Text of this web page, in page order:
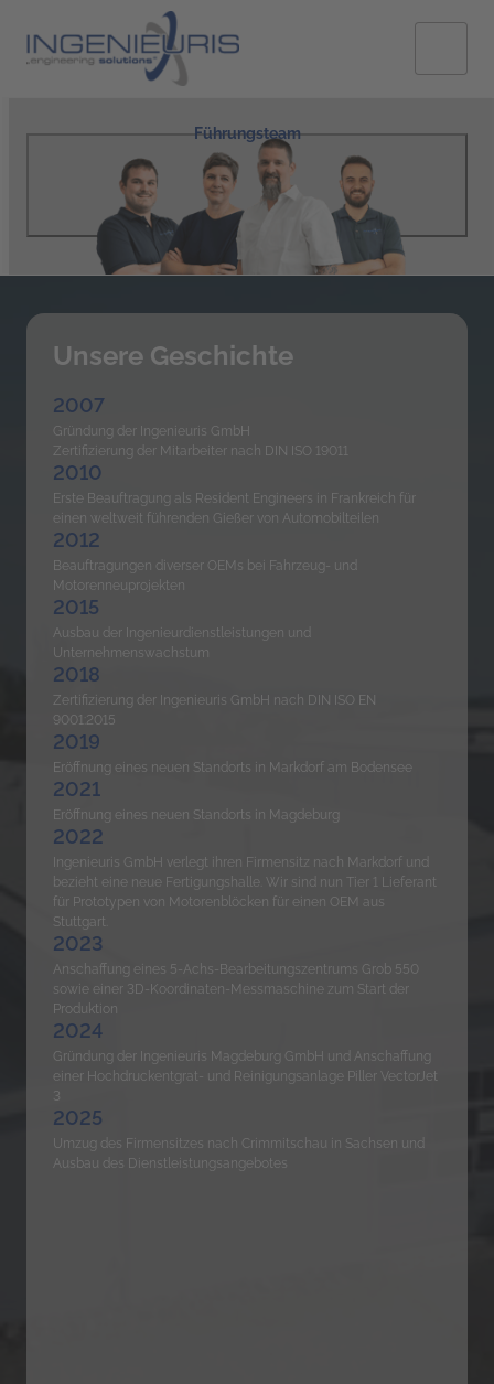
Führungsteam
Unsere Geschichte
2007
Gründung der Ingenieuris GmbH
Zertifizierung der Mitarbeiter nach DIN ISO 19011
2010
Erste Beauftragung als Resident Engineers in Frankreich für
einen weltweit führenden Gießer von Automobilteilen
2012
Beauftragungen diverser OEMs bei Fahrzeug- und
Motorenneuprojekten
2015
Ausbau der Ingenieurdienstleistungen und
Unternehmenswachstum
2018
Zertifizierung der Ingenieuris GmbH nach DIN ISO EN
9001:2015
2019
Eröffnung eines neuen Standorts in Markdorf am Bodensee
2021
Eröffnung eines neuen Standorts in Magdeburg
2022
Ingenieuris GmbH verlegt ihren Firmensitz nach Markdorf und
bezieht eine neue Fertigungshalle. Wir sind nun Tier 1 Lieferant
für Prototypen von Motorenblöcken für einen OEM aus
Stuttgart.
2023
Anschaffung eines 5-Achs-Bearbeitungszentrums Grob 550
sowie einer 3D-Koordinaten-Messmaschine zum Start der
Produktion
2024
Gründung der Ingenieuris Magdeburg GmbH und Anschaffung
einer Hochdruckentgrat- und Reinigungsanlage Piller VectorJet
3
2025
Umzug des Firmensitzes nach Crimmitschau in Sachsen und
Ausbau des Dienstleistungsangebotes